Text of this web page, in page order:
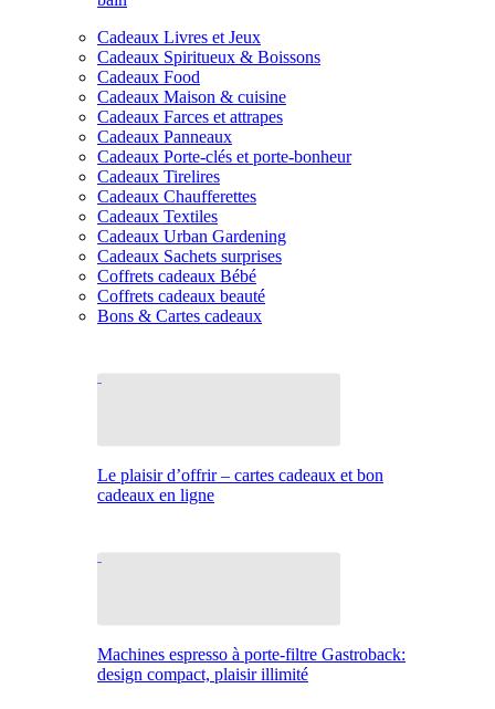
Cadeaux Livres et Jeux
Cadeaux Spiritueux & Boissons
Cadeaux Food
Cadeaux Maison & cuisine
Cadeaux Farces et attrapes
Cadeaux Panneaux
Cadeaux Porte-clés et porte-bonheur
Cadeaux Tirelires
Cadeaux Chaufferettes
Cadeaux Textiles
Cadeaux Urban Gardening
Cadeaux Sachets surprises
Coffrets cadeaux Bébé
Coffrets cadeaux beauté
Bons & Cartes cadeaux
Le plaisir d’offrir – cartes cadeaux et bon
cadeaux en ligne
Machines espresso à porte-filtre Gastroback:
design compact, plaisir illimité